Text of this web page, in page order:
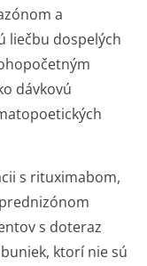
a
liečbu dospelých
dávkovú
s rituximabom,
s doteraz
ktorí nie sú